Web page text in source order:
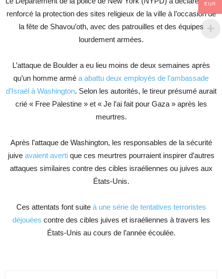
renforcé la protection des sites religieux de la ville à l’occasion de
la fête de Shavou’oth, avec des patrouilles et des équipes
lourdement armées.
L’attaque de Boulder a eu lieu moins de deux semaines après
qu’un homme armé a abattu deux employés de l’ambassade
d’Israël à Washington. Selon les autorités, le tireur présumé aurait
crié « Free Palestine » et « Je l’ai fait pour Gaza » après les
meurtres.
Après l’attaque de Washington, les responsables de la sécurité
juive avaient avertique ces meurtres pourraient inspirer d’autres
attaques similaires contre des cibles israéliennes ou juives aux
États-Unis.
Ces attentats font suite à une série de tentatives terroristes
déjouées contre des cibles juives et israéliennes à travers les
États-Unis au cours de l’année écoulée.
EUR